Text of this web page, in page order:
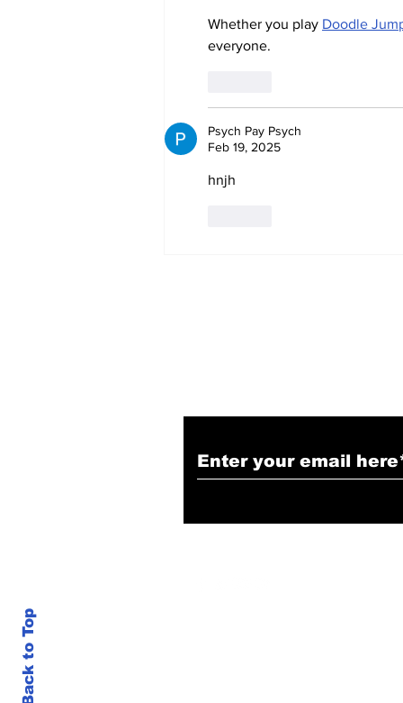
Whether you play Doodle
everyone.
Psych Pay Psych
Feb 19, 2025
hnjh
Back to Top